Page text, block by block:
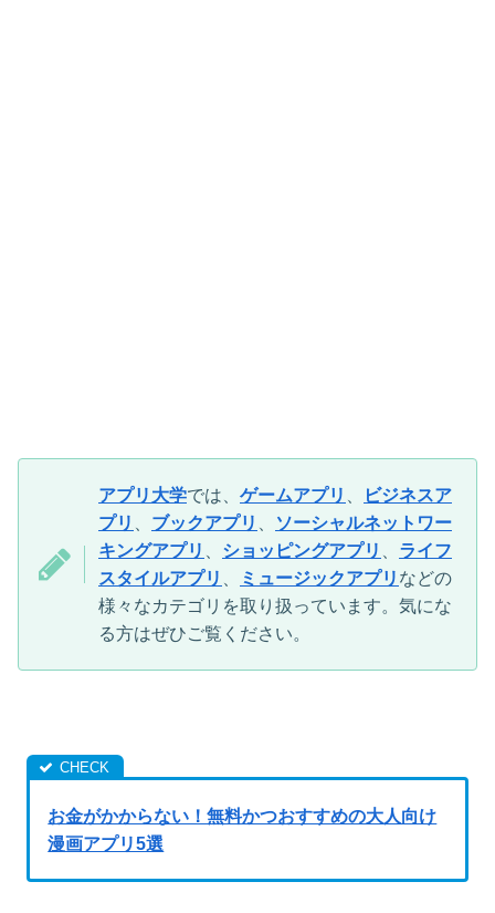
アプリ大学では、 ゲームアプリ 、
ビジネスア
プリ 、 ブックアプリ 、
ソーシャルネットワー
キングアプリ 、 ショッピングアプリ 、 ライフ
スタイルアプリ 、 ミュージックアプリ などの
様々なカテゴリを取り扱っています。気にな
る方はぜひご覧ください。
お金がかからない！無料かつおすすめの大人向け
漫画アプリ5選